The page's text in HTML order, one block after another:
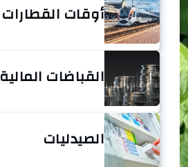
أوقات القطارات
القباضات المالية
الصيدليات